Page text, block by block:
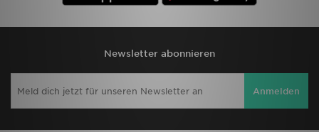
Newsletter abonnieren
Anmelden